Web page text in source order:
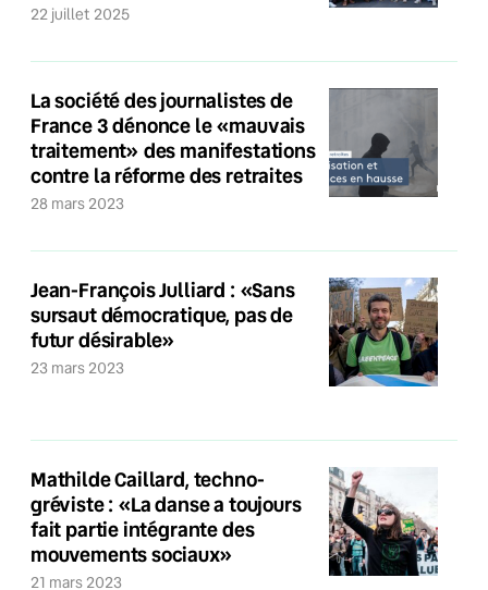
22 juillet 2025
La société des journalistes de
France 3 dénonce le «mauvais
traitement» des manifestations
contre la réforme des retraites
28 mars 2023
Jean-François Julliard : «Sans
sursaut démocratique, pas de
futur désirable»
23 mars 2023
Mathilde Caillard, techno-
gréviste : «La danse a toujours
fait partie intégrante des
mouvements sociaux»
21 mars 2023